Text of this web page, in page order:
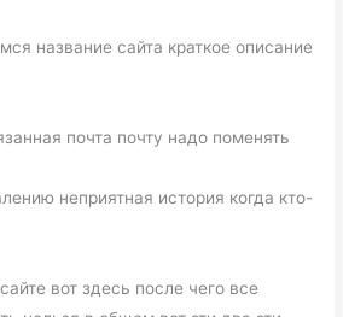
название сайта краткое описание
почта почту надо поменять
неприятная история когда кто-
вот здесь после чего все